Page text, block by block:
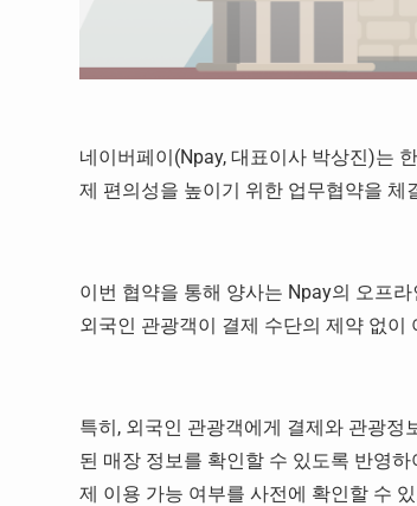
네이버페이(Npay, 대표이사 박상진)는
제 편의성을 높이기 위한 업무협약을 체
이번 협약을 통해 양사는 Npay의 오프
외국인 관광객이 결제 수단의 제약 없
특히, 외국인 관광객에게 결제와 관광정
된 매장 정보를 확인할 수 있도록 반영
제 이용 가능 여부를 사전에 확인할 수